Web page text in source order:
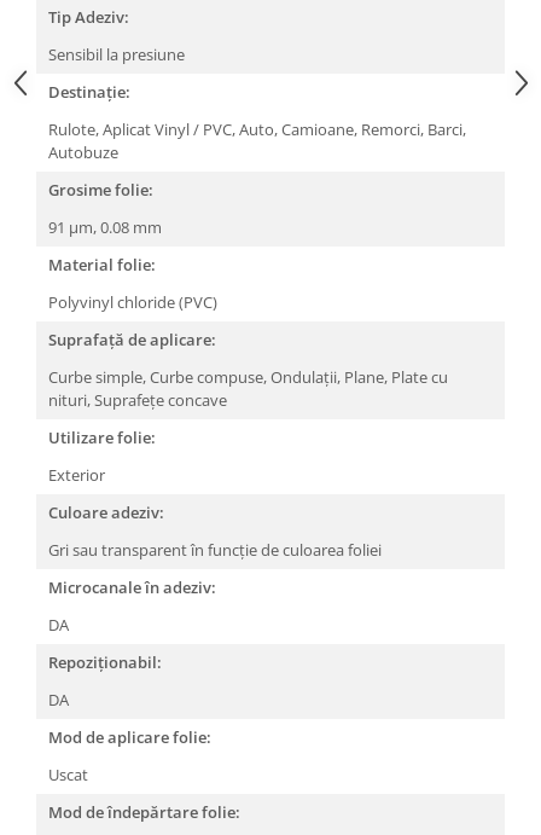
Tip Adeziv:
Sensibil la presiune
Destinație:
Rulote,Aplicat Vinyl / PVC,Auto,Camioane, Remorci, Barci,
Autobuze
Grosime folie:
91 μm,0.08 mm
Material folie:
Polyvinyl chloride (PVC)
Suprafață de aplicare:
Curbe simple,Curbe compuse,Ondulații, Plane, Plate cu
nituri,Suprafețe concave
Utilizare folie:
Exterior
Culoare adeziv:
Gri sau transparent în funcție de culoarea foliei
Microcanale în adeziv:
DA
Repoziționabil:
DA
Mod de aplicare folie:
Uscat
Mod de îndepărtare folie: